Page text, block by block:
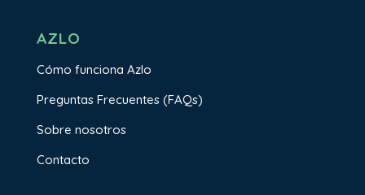
AZLO
Cómo funciona Azlo
Preguntas Frecuentes (FAQs)
Sobre nosotros
Contacto